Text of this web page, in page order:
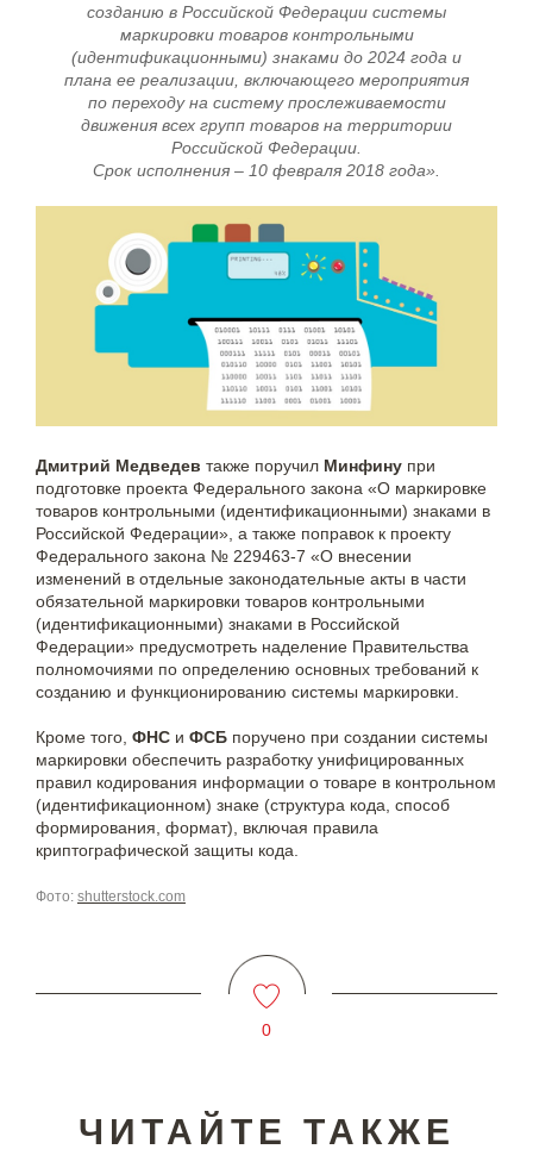
созданию в Российской Федерации системы
маркировки товаров контрольными
(идентификационными) знаками до 2024 года и
плана ее реализации, включающего мероприятия
по переходу на систему прослеживаемости
движения всех групп товаров на территории
Российской Федерации.
Срок исполнения – 10 февраля 2018 года».
Дмитрий Медведев также поручил Минфину при
подготовке проекта Федерального закона «О маркировке
товаров контрольными (идентификационными) знаками в
Российской Федерации», а также поправок к проекту
Федерального закона № 229463-7 «О внесении
изменений в отдельные законодательные акты в части
обязательной маркировки товаров контрольными
(идентификационными) знаками в Российской
Федерации» предусмотреть наделение Правительства
полномочиями по определению основных требований к
созданию и функционированию системы маркировки.
Кроме того, ФНС и ФСБ поручено при создании системы
маркировки обеспечить разработку унифицированных
правил кодирования информации о товаре в контрольном
(идентификационном) знаке (структура кода, способ
формирования, формат), включая правила
криптографической защиты кода.
Фото: shutterstock.com
0
ЧИТАЙТЕ ТАКЖЕ